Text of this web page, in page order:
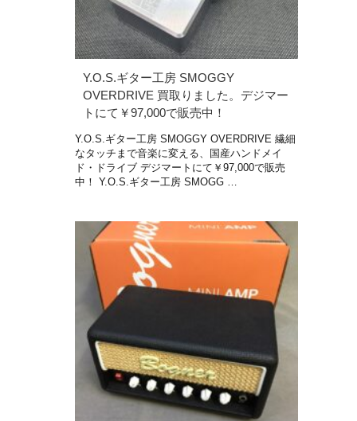
Y.O.S.ギター工房 SMOGGY
OVERDRIVE 買取りました。デジマー
トにて￥97,000で販売中！
Y.O.S.ギター工房 SMOGGY OVERDRIVE 繊細
なタッチまで音楽に変える、国産ハンドメイ
ド・ドライブ デジマートにて￥97,000で販売
中！ Y.O.S.ギター工房 SMOGG …